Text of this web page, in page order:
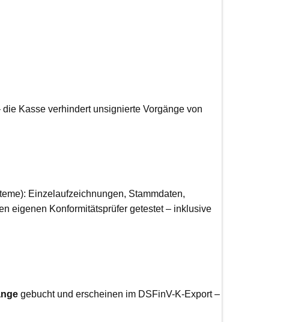
Kasse verhindert unsignierte Vorgänge von
Einzelaufzeichnungen, Stammdaten,
eigenen Konformitätsprüfer getestet – inklusive
gebucht und erscheinen im DSFinV-K-Export –